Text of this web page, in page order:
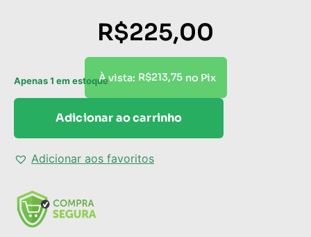
R$225,00
À vista: R$213,75 no Pix
Apenas 1 em estoque
Adicionar ao carrinho
Adicionar aos favoritos